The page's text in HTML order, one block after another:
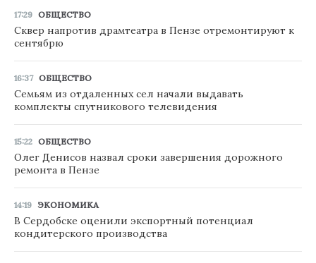
17:29 ОБЩЕСТВО
Сквер напротив драмтеатра в Пензе отремонтируют к
сентябрю
16:37 ОБЩЕСТВО
Семьям из отдаленных сел начали выдавать
комплекты спутникового телевидения
15:22 ОБЩЕСТВО
Олег Денисов назвал сроки завершения дорожного
ремонта в Пензе
14:19 ЭКОНОМИКА
В Сердобске оценили экспортный потенциал
кондитерского производства